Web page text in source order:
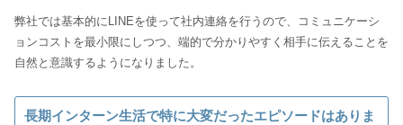
弊社では基本的にLINEを使って社内連絡を行うので、コミュニケーシ
ョンコストを最小限にしつつ、端的で分かりやすく相手に伝えることを
長期インターン生活で特に大変だったエピソードはありま